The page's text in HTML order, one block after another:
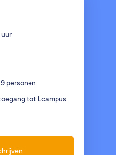
uur
personen
tot Lcampus